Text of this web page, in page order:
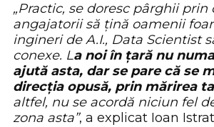
„Practic, se doresc pârghii prin
angajatorii să țină oamenii
ingineri de A.I., Data Scientist
conexe. La noi în țară nu
ajută asta, dar se pare că se
direcția opusă, prin mărirea
altfel, nu se acordă niciun fel
zona asta”, a explicat Ioan